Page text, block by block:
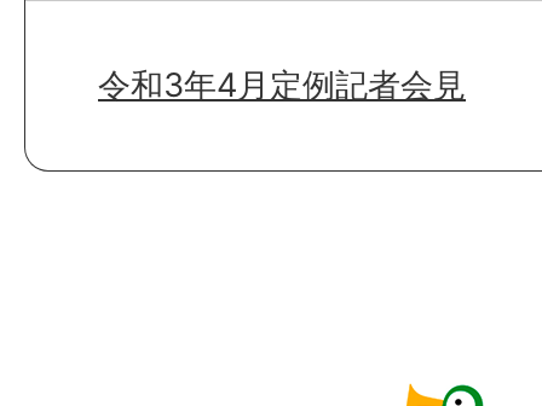
令和3年4月定例記者会見